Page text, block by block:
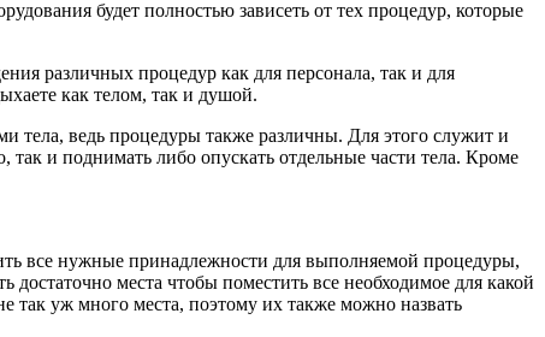
будет полностью зависеть от тех процедур, которые
различных процедур как для персонала, так и для
как телом, так и душой.
тела, ведь процедуры также различны. Для этого служит и
и поднимать либо опускать отдельные части тела. Кроме
все нужные принадлежности для выполняемой процедуры,
места чтобы поместить все необходимое для какой
так уж много места, поэтому их также можно назвать